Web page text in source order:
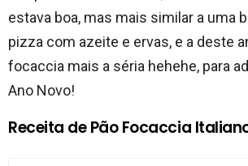
estava boa, mas mais similar a uma
pizza com azeite e ervas, e a deste
focaccia mais a séria hehehe, para
Ano Novo!
Receita de Pão Focaccia